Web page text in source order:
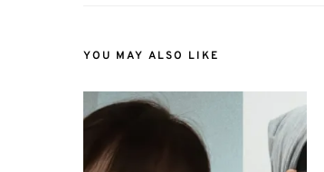
YOU MAY ALSO LIKE